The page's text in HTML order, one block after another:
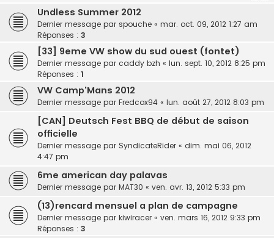
Undless Summer 2012
Dernier message par spouche « mar. oct. 09, 2012 1:27 am
Réponses : 3
[33] 9eme VW show du sud ouest (fontet)
Dernier message par caddy bzh « lun. sept. 10, 2012 8:25 pm
Réponses : 1
VW Camp'Mans 2012
Dernier message par Fredcox94 « lun. août 27, 2012 8:03 pm
[CAN] Deutsch Fest BBQ de début de saison
officielle
Dernier message par SyndicateRider « dim. mai 06, 2012
4:47 pm
6me american day palavas
Dernier message par MAT30 « ven. avr. 13, 2012 5:33 pm
(13)rencard mensuel a plan de campagne
Dernier message par kiwiracer « ven. mars 16, 2012 9:33 pm
Réponses : 3